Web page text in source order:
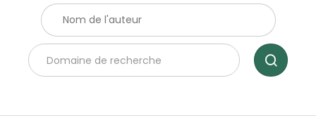
Domaine de recherche